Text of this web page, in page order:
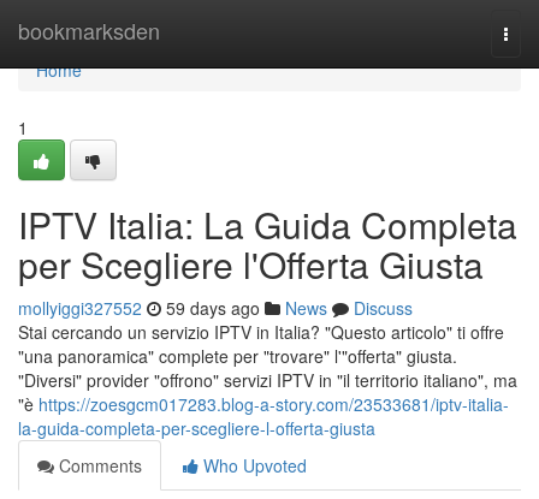
bookmarksden
Home
Home
1
IPTV Italia: La Guida Completa
per Scegliere l'Offerta Giusta
mollyiggi327552 59 days ago News
Discuss
Stai cercando un servizio IPTV in Italia? "Questo articolo" ti offre
"una panoramica" complete per "trovare" l'"offerta" giusta.
"Diversi" provider "offrono" servizi IPTV in "il territorio italiano", ma
"è https://zoesgcm017283.blog-a-story.com/23533681/iptv-italia-
la-guida-completa-per-scegliere-l-offerta-giusta
Comments
Who Upvoted